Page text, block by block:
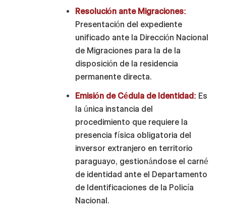
Resolución ante Migraciones:
Presentación del expediente
unificado ante la Dirección Nacional
de Migraciones para la de la
disposición de la residencia
permanente directa.
Emisión de Cédula de Identidad: Es
la única instancia del
procedimiento que requiere la
presencia física obligatoria del
inversor extranjero en territorio
paraguayo, gestionándose el carné
de identidad ante el Departamento
de Identificaciones de la Policía
Nacional.